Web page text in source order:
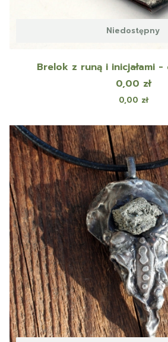
Niedostępny
Brelok z runą i inicjałami
Cena
0,00 zł
Cena
0,00 zł